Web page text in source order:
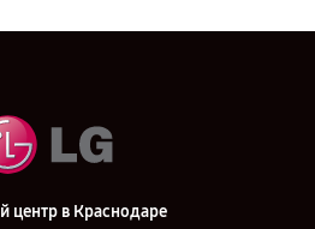
центр в Краснодаре